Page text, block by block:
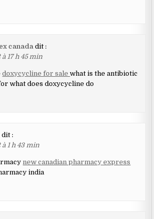
canada dit :
17 h 45 min
doxycycline for salewhat is the antibiotic
what does doxycycline do
dit :
1 h 43 min
new canadian pharmacy express
india